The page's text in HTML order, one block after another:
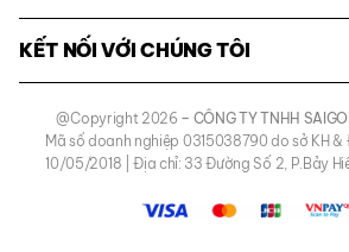
KẾT NỐI VỚI CHÚNG TÔI
@Copyright 2026 – CÔNG TY TNHH
Mã số doanh nghiệp 0315038790 do sở KH &
10/05/2018 | Địa chỉ: 33 Đường Số 2, P.Bảy